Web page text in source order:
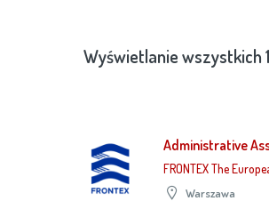
Wyświetlanie wszystkich
Administrative
FRONTEX The
Warszawa